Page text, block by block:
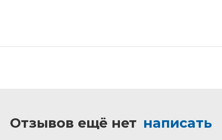
Отзывов ещё нет написать